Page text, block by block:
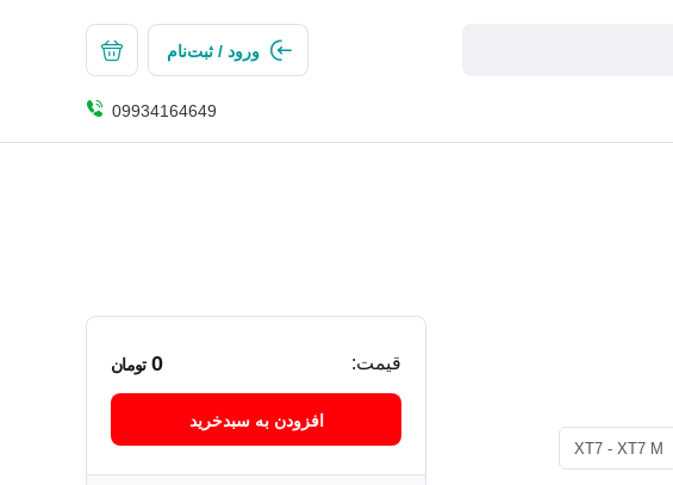
ورود / ثبت‌نام
09934164649
XT7 - XT7 M
قیمت: 0 تومان
افزودن به سبدخرید